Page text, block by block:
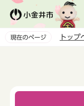
ペ
現在のページ トップ